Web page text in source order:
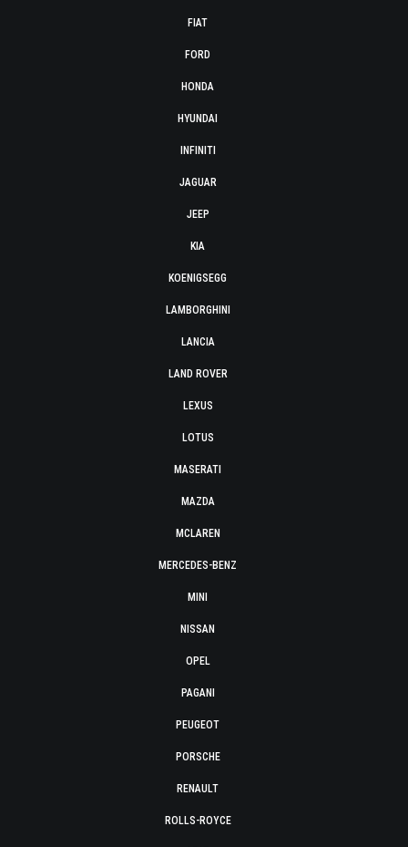
FIAT
FORD
HONDA
HYUNDAI
INFINITI
JAGUAR
JEEP
KIA
KOENIGSEGG
LAMBORGHINI
LANCIA
LAND ROVER
LEXUS
LOTUS
MASERATI
MAZDA
MCLAREN
MERCEDES-BENZ
MINI
NISSAN
OPEL
PAGANI
PEUGEOT
PORSCHE
RENAULT
ROLLS-ROYCE